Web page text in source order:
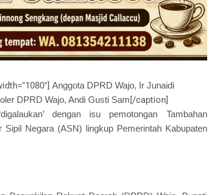
Anggota DPRD Wajo, Ir Junaidi
DPRD Wajo, Andi Gusti Sam[/caption]
dengan isu pemotongan Tambahan
Negara (ASN) lingkup Pemerintah Kabupaten